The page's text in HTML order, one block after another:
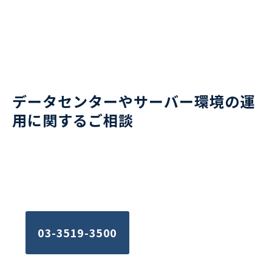
データセンターやサーバー環境の運
用に関するご相談
03-3519-3500